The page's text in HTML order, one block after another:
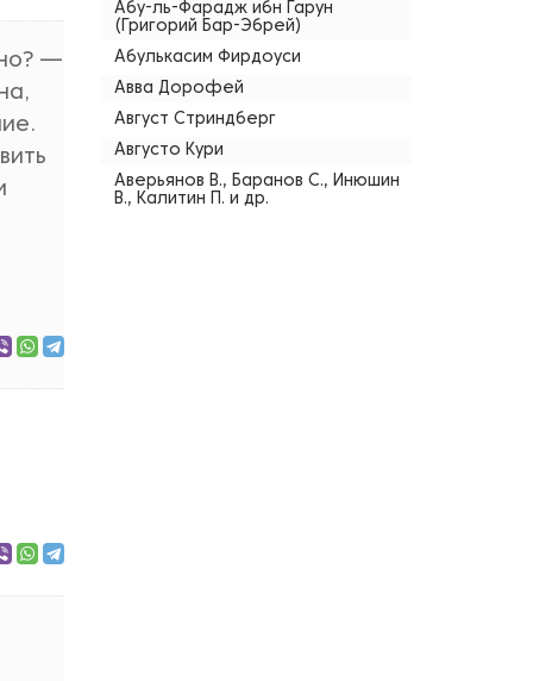
—
Абу-ль-Фарадж ибн Гарун
(Григорий Бар-Эбрей)
Абулькасим Фирдоуси
Авва Дорофей
Август Стриндберг
Августо Кури
Аверьянов В., Баранов С., Инюшин
В., Калитин П. и др.